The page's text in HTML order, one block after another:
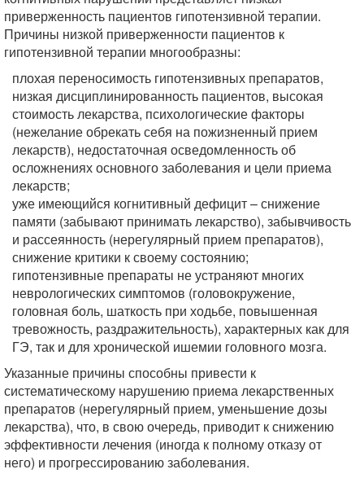
приверженность пациентов гипотензивной терапии.
Причины низкой приверженности пациентов к
гипотензивной терапии многообразны:
плохая переносимость гипотензивных препаратов,
низкая дисциплинированность пациентов, высокая
стоимость лекарства, психологические факторы
(нежелание обрекать себя на пожизненный прием
лекарств), недостаточная осведомленность об
осложнениях основного заболевания и цели приема
лекарств;
уже имеющийся когнитивный дефицит – снижение
памяти (забывают принимать лекарство), забывчивость
и рассеянность (нерегулярный прием препаратов),
снижение критики к своему состоянию;
гипотензивные препараты не устраняют многих
неврологических симптомов (головокружение,
головная боль, шаткость при ходьбе, повышенная
тревожность, раздражительность), характерных как для
ГЭ, так и для хронической ишемии головного мозга.
Указанные причины способны привести к
систематическому нарушению приема лекарственных
препаратов (нерегулярный прием, уменьшение дозы
лекарства), что, в свою очередь, приводит к снижению
эффективности лечения (иногда к полному отказу от
него) и прогрессированию заболевания.